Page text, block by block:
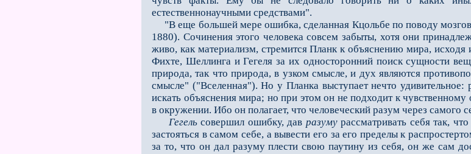
естественнонаучными средствами".
"В еще большей мере ошибка, сделанная Кцольбе по поводу
1880). Сочинения этого человека совсем забыты, хотя они
живо, как материализм, стремится Планк к объяснению мира,
Фихте, Шеллинга и Гегеля за их односторонний поиск сущности
природа, так что природа, в узком смысле, и дух являются
смысле" ("Вселенная"). Но у Планка выступает нечто удивительное:
искать объяснения мира; но при этом он не подходит к
в окружении. Ибо он полагает, что человеческий разум через самого
Гегельсовершил ошибку, дав разумурассматривать себя так,
застояться в самом себе, а вывести его за его пределы к
за то, что он дал разуму плести свою паутину из себя, он же сам